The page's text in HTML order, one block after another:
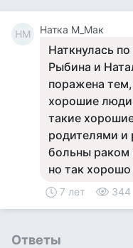
НМ Натка М_Мак
Наткнулась
Рыбина и
поражена
хорошие
такие
родителями и
больны раком
но так
7 лет 344
Ответы